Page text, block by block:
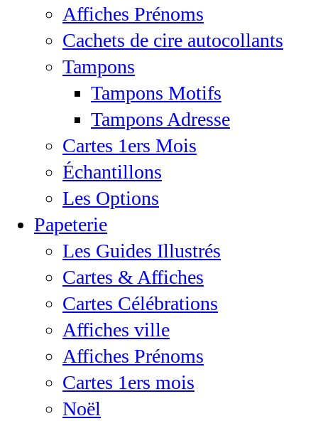
Affiches Prénoms
Cachets de cire autocollants
Tampons
Tampons Motifs
Tampons Adresse
Cartes 1ers Mois
Échantillons
Les Options
Papeterie
Les Guides Illustrés
Cartes & Affiches
Cartes Célébrations
Affiches ville
Affiches Prénoms
Cartes 1ers mois
Noël